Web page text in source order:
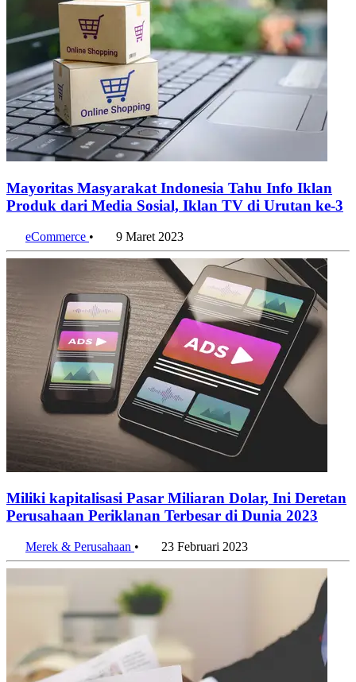
Mayoritas Masyarakat Indonesia Tahu Info Iklan
Produk dari Media Sosial, Iklan TV di Urutan ke-3
eCommerce • 9 Maret 2023
Miliki kapitalisasi Pasar Miliaran Dolar, Ini Deretan
Perusahaan Periklanan Terbesar di Dunia 2023
Merek & Perusahaan • 23 Februari 2023